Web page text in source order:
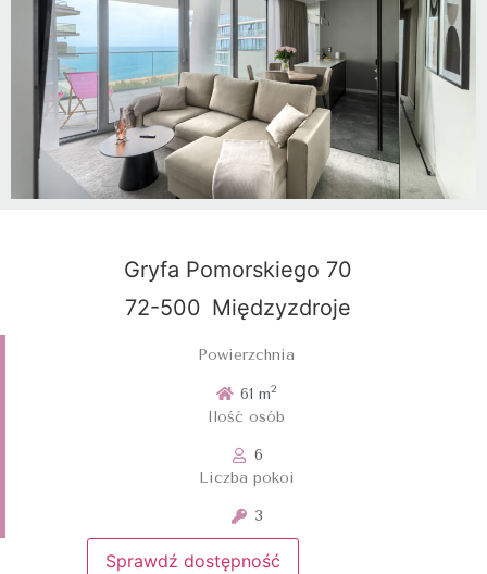
Gryfa Pomorskiego 70
72-500 Międzyzdroje
Powierzchnia
61 m2
Ilość osób
6
Liczba pokoi
3
Sprawdź dostępność